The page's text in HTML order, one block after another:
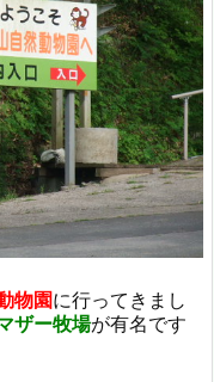
物園に行ってきまし
ザー牧場が有名です